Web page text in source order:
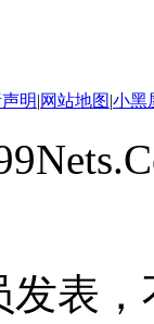
明|网站地图|小黑
表